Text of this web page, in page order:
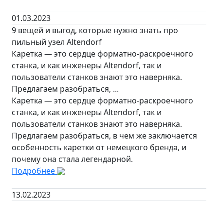
01.03.2023
9 вещей и выгод, которые нужно знать про
пильный узел Altendorf
Каретка — это сердце форматно-раскроечного
станка, и как инженеры Altendorf, так и
пользователи станков знают это наверняка.
Предлагаем разобраться, ...
Каретка — это сердце форматно-раскроечного
станка, и как инженеры Altendorf, так и
пользователи станков знают это наверняка.
Предлагаем разобраться, в чем же заключается
особенность каретки от немецкого бренда, и
почему она стала легендарной.
Подробнее
13.02.2023